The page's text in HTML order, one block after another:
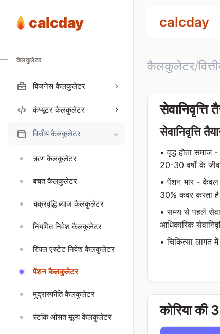
calcday
कैलकुलेटर
बिजनेस कैलकुलेटर
कंप्यूटर कैलकुलेटर
वित्तीय कैलकुलेटर
ऋण कैलकुलेटर
बचत कैलकुलेटर
चक्रवृद्धि ब्याज कैलकुलेटर
नियमित निवेश कैलकुलेटर
रियल एस्टेट निवेश कैलकुलेटर
पेंशन कैलकुलेटर
मुद्रास्फीति कैलकुलेटर
स्टॉक औसत मूल्य कैलकुलेटर
calcday
कैलकुलेटर/
सेवानिवृत्ति
सेवानिवृत्ति
• वृद्ध होता समाज
20-30 वर्षों के
• पेंशन भार - केवल
30% कवर करता है
• समय से पहले
आधिकारिक
• चिकित्सा लागत
कोरिया की